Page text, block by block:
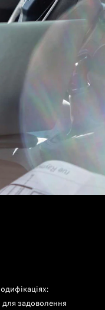
задоволення